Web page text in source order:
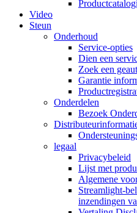
Video
Steun
Onderhoud
Service-opties
Dien een
Zoek een
Garantie
Onderdelen
Bezoek
legaal
Privacybeleid
Lijst met
Algemene
Streamlight-
inzendingen